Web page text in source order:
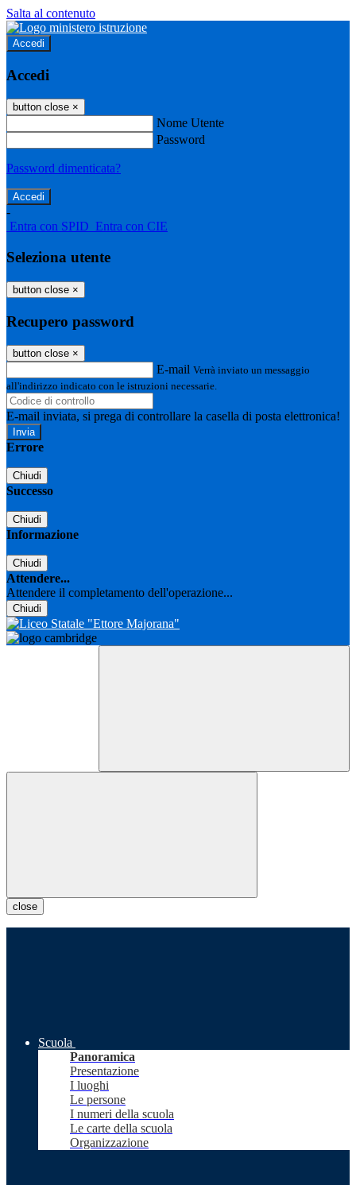
Salta al contenuto
Accedi
Accedi
button close ×
Nome Utente
Password
Password dimenticata?
-
Entra con SPID Entra con CIE
Seleziona utente
button close ×
Recupero password
button close ×
E-mail Verrà inviato un messaggio
all'indirizzo indicato con le istruzioni necessarie.
E-mail inviata, si prega di controllare la casella di posta elettronica!
Errore
Chiudi
Successo
Chiudi
Informazione
Chiudi
Attendere...
Attendere il completamento dell'operazione...
Chiudi
close
Scuola
Panoramica
Presentazione
I luoghi
Le persone
I numeri della scuola
Le carte della scuola
Organizzazione